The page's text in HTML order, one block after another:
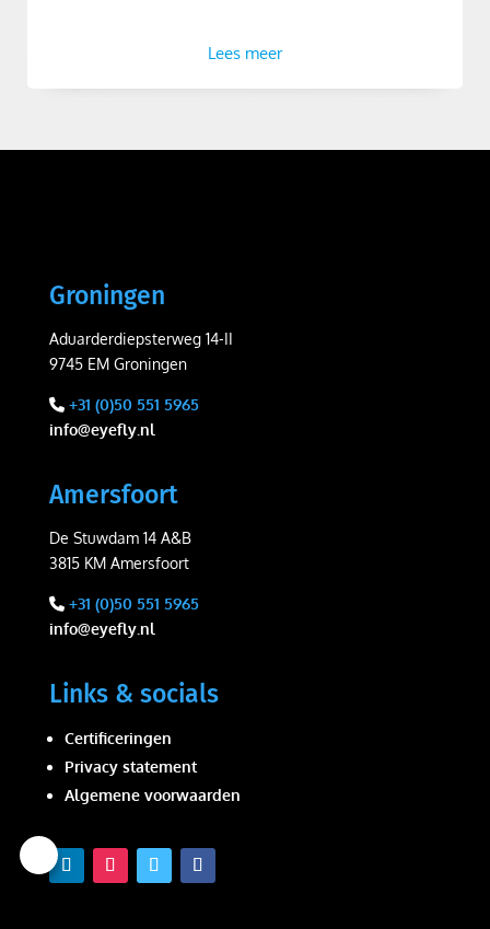
Lees meer
Groningen
Aduarderdiepsterweg 14-II
9745 EM Groningen
+31 (0)50 551 5965
info@eyefly.nl
Amersfoort
De Stuwdam 14 A&B
3815 KM Amersfoort
+31 (0)50 551 5965
info@eyefly.nl
Links & socials
Certificeringen
Privacy statement
Algemene voorwaarden
Wij
waarderen